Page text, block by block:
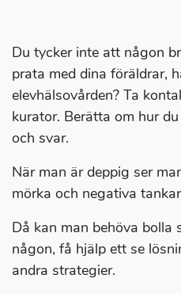
Du tycker inte att någon
prata med dina föräldrar,
elevhälsovården? Ta
kurator. Berätta om hur
och svar.
När man är deppig ser
mörka och negativa
Då kan man behöva bolla
någon, få hjälp ett se
andra strategier.